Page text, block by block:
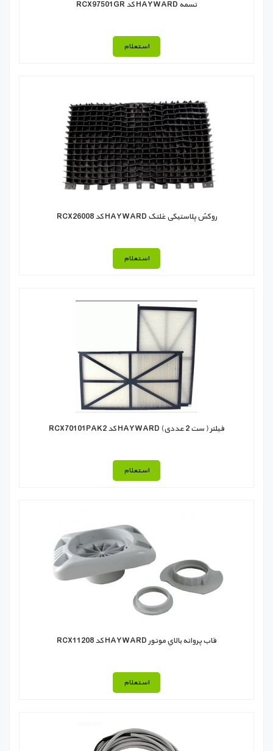
تسمه HAYWARD كد RCX97501GR
استعلام
روکش پلاستیکی غلتک HAYWARD كد RCX26008
استعلام
فیلتر ( ست 2 عددی) HAYWARD كد RCX70101PAK2
استعلام
قاب پروانه بالاي موتور HAYWARD كد RCX11208
استعلام